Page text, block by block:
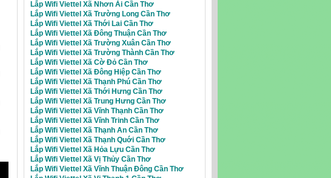
Lắp Wifi Viettel Xã Nhơn Ái Cần Thơ
Lắp Wifi Viettel Xã Trường Long Cần Thơ
Lắp Wifi Viettel Xã Thới Lai Cần Thơ
Lắp Wifi Viettel Xã Đông Thuận Cần Thơ
Lắp Wifi Viettel Xã Trường Xuân Cần Thơ
Lắp Wifi Viettel Xã Trường Thành Cần Thơ
Lắp Wifi Viettel Xã Cờ Đỏ Cần Thơ
Lắp Wifi Viettel Xã Đông Hiệp Cần Thơ
Lắp Wifi Viettel Xã Thạnh Phú Cần Thơ
Lắp Wifi Viettel Xã Thới Hưng Cần Thơ
Lắp Wifi Viettel Xã Trung Hưng Cần Thơ
Lắp Wifi Viettel Xã Vĩnh Thạnh Cần Thơ
Lắp Wifi Viettel Xã Vĩnh Trinh Cần Thơ
Lắp Wifi Viettel Xã Thạnh An Cần Thơ
Lắp Wifi Viettel Xã Thạnh Quới Cần Thơ
Lắp Wifi Viettel Xã Hỏa Lựu Cần Thơ
Lắp Wifi Viettel Xã Vị Thủy Cần Thơ
Lắp Wifi Viettel Xã Vĩnh Thuận Đông Cần Thơ